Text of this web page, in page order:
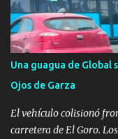
Salinetas, en el
a la necesidad de
supervisar las medidas
instalación de
un tanque en
Ejecutivo autonómico,
Centro Coordinador a las
Una guagua de Global
Ojos de Garza
El vehículo colisionó
carretera de El Goro.